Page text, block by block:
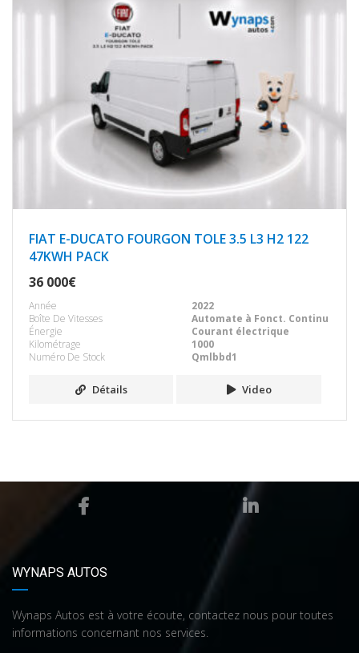
FIAT E-DUCATO FOURGON TOLE 3.5 L3 H2 122
47KWH PACK
36 000€
Année
2022
Boîte De Vitesses
Automate à Fonct. Continu
Énergie
Courant électrique
Kilométrage
1000
Numéro De Stock
Qmlbbd1
Détails Video
WYNAPS AUTOS
Wynaps Autos est à votre écoute, contactez nous pour toutes
informations concernant nos services.